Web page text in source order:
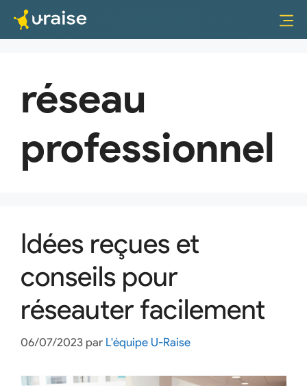
réseau
professionnel
Idées reçues et
conseils pour
réseauter facilement
06/07/2023 par L'équipe U-Raise